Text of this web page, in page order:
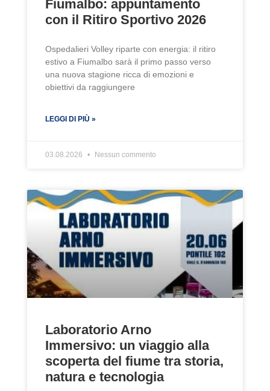
Fiumalbo: appuntamento
con il Ritiro Sportivo 2026
Ospedalieri Volley riparte con energia: il ritiro
estivo a Fiumalbo sarà il primo passo verso
una nuova stagione ricca di emozioni e
obiettivi da raggiungere
LEGGI DI PIÙ »
03.08.2026 Nessun commento
Laboratorio Arno
Immersivo: un viaggio alla
scoperta del fiume tra storia,
natura e tecnologia